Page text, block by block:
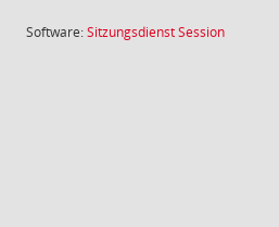
Software:SitzungsdienstSession(Wird in